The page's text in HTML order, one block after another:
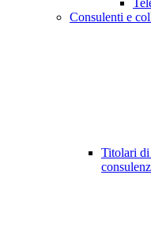
Consulenti e
Titolari